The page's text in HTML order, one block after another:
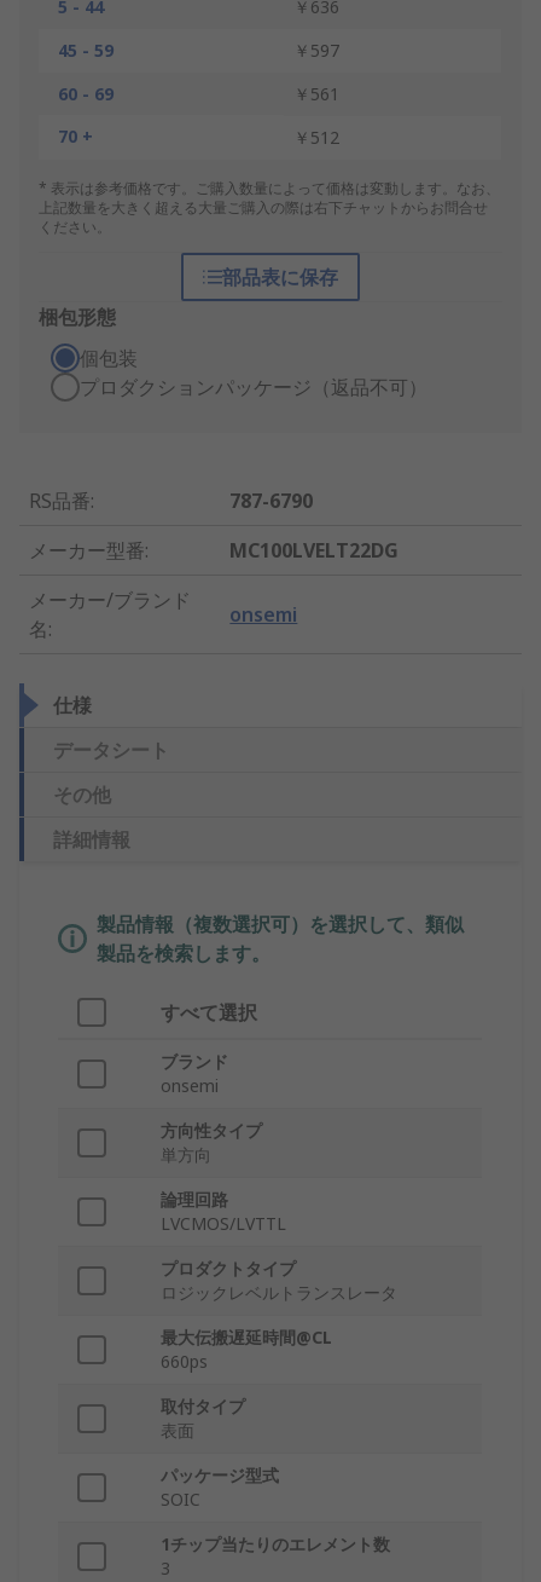
5 - 44
￥636
45 - 59
￥597
60 - 69
￥561
70 +
￥512
* 表示は参考価格です。ご購入数量によって価格は変動します。なお、
上記数量を大きく超える大量ご購入の際は右下チャットからお問合せ
ください。
部品表に保存
梱包形態
個包装
プロダクションパッケージ（返品不可）
RS品番:
787-6790
メーカー型番:
MC100LVELT22DG
メーカー/ブランド
名:
onsemi
仕様
データシート
その他
詳細情報
製品情報（複数選択可）を選択して、類似
製品を検索します。
すべて選択
ブランド
onsemi
方向性タイプ
単方向
論理回路
LVCMOS/LVTTL
プロダクトタイプ
ロジックレベルトランスレータ
最大伝搬遅延時間@CL
660ps
取付タイプ
表面
パッケージ型式
SOIC
1チップ当たりのエレメント数
3